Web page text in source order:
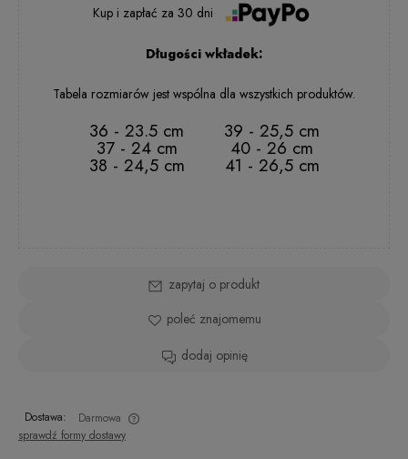
2 - 5 dni rob.
Kup i zapłać za30 dni
Długości wkładek:
Tabela rozmiarów jest wspólna dla wszystkich produktów.
36 - 23.5 cm
37 - 24 cm
38 - 24,5 cm
39 - 25,5 cm
40 - 26 cm
41 - 26,5 cm
zapytaj o produkt
poleć znajomemu
dodaj opinię
Dostawa:
Darmowa
sprawdź formy dostawy